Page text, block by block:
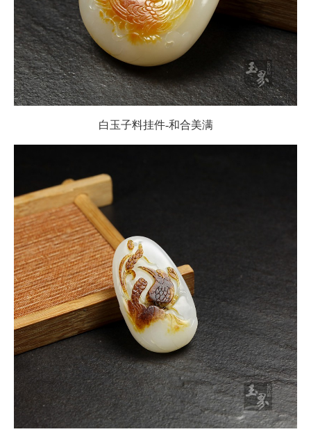
白玉子料挂件-和合美满